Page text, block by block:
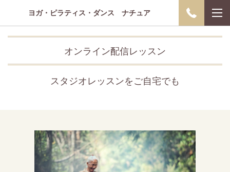
ヨガ・ピラティス・ダンス ナチュア
オンライン配信レッスン
スタジオレッスンをご自宅でも